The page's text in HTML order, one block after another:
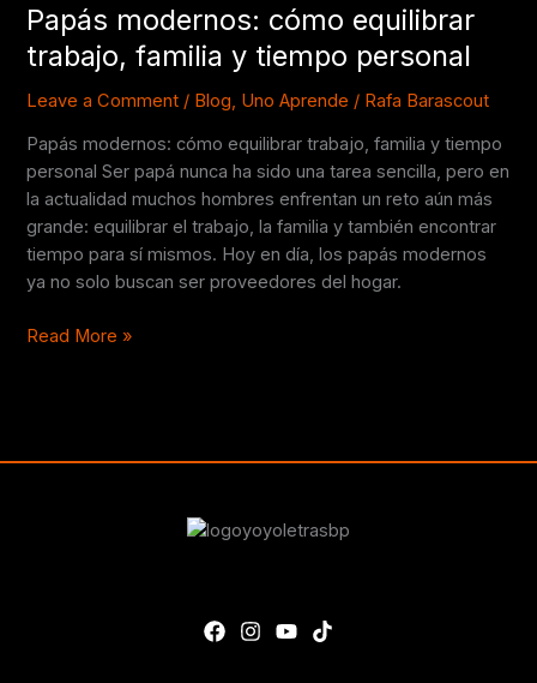
Papás modernos: cómo equilibrar
trabajo, familia y tiempo personal
Leave a Comment / Blog Uno Aprende / Rafa Barascout
Papás modernos: cómo equilibrar trabajo, familia y tiempo
personal Ser papá nunca ha sido una tarea sencilla, pero en
la actualidad muchos hombres enfrentan un reto aún más
grande: equilibrar el trabajo, la familia y también encontrar
tiempo para sí mismos. Hoy en día, los papás modernos
ya no solo buscan ser proveedores del hogar.
cómo
equilibrar
trabajo,
familia
tiempo
personal
Read More »